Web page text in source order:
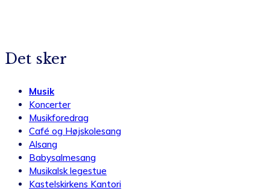
Det sker
Musik
Koncerter
Musikforedrag
Café og Højskolesang
Alsang
Babysalmesang
Musikalsk legestue
Kastelskirkens Kantori